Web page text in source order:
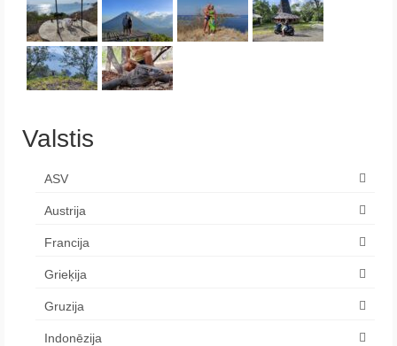
Valstis
ASV
Austrija
Francija
Grieķija
Gruzija
Indonēzija